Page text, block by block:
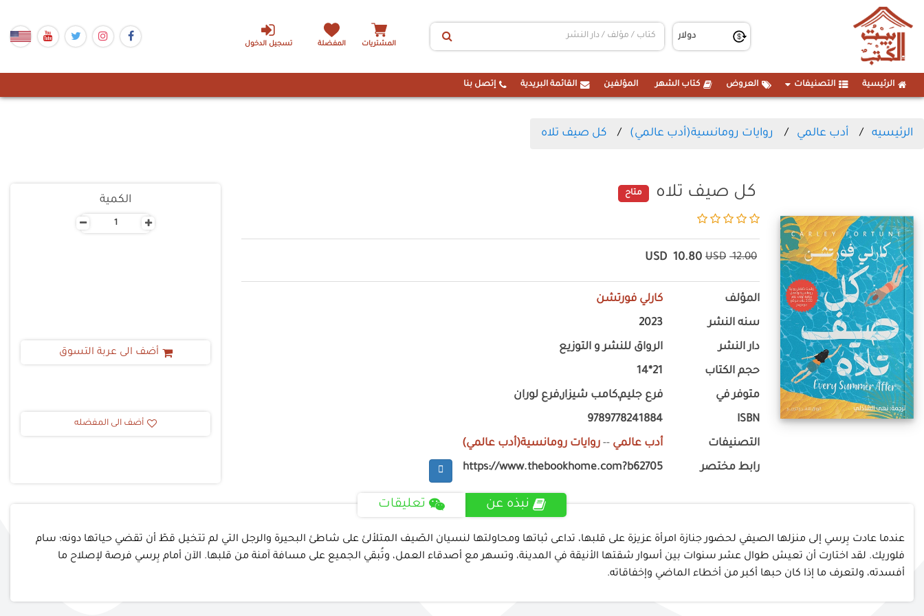
تسجيل الدخول المشتريات المفضلة
الرئيسية التصنيفات العروض كتاب الشهر المؤلفين القائمة البريدية إتصل بنا
الرئيسيه أدب عالمي روايات رومانسية(أدب عالمي) كل صيف تلاه
كل صيف تلاه متاح
12.00
USD
10.80
USD
المؤلف كارلي فورتشن
سنه النشر 2023
دار النشر الرواق للنشر و التوزيع
حجم الكتاب 21*14
متوفر في فرع جليم,كامب شيزار,فرع لوران
ISBN
9789778241884
التصنيفات أدب عالمي -- روايات رومانسية(أدب عالمي)
رابط مختصر https://www.thebookhome.com?b62705
الكمية
- +
أضف الى عربة التسوق
أضف الى المفضله
نبذه عن تعليقات
عندما عادت بِرسي إلى منزلها الصيفي لحضور جنازة امرأة عزيزة على قلبها، تداعى ثباتها ومحاولتها لنسيان الصّيف المتلألئ على شاطئ البحيرة والرجل التي لم تتخيل قطّ أن تقضي حياتها دونه؛ سام
فلوريك. لقد اختارت أن تعيش طوال عشر سنوات بين أسوار شقتها الأنيقة في المدينة، وتسهر مع أصدقاء العمل، وتُبقي الجميع على مسافة آمنة من قلبها. الآن أمام بِرسي فرصة لإصلاح ما
أفسدته، ولتعرف ما إذا كان حبها أكبر من أخطاء الماضي وإخفاقاته.